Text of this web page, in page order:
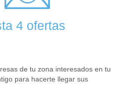
4 ofertas
de tu zona interesados en tu
para hacerte llegar sus